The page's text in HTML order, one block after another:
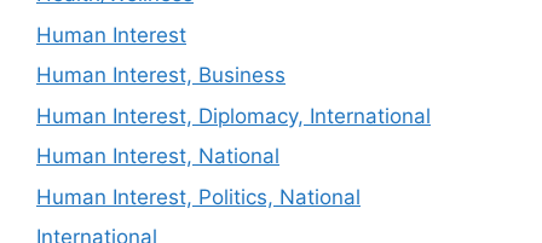
Human Interest
Human Interest, Business
Human Interest, Diplomacy, International
Human Interest, National
Human Interest, Politics, National
International